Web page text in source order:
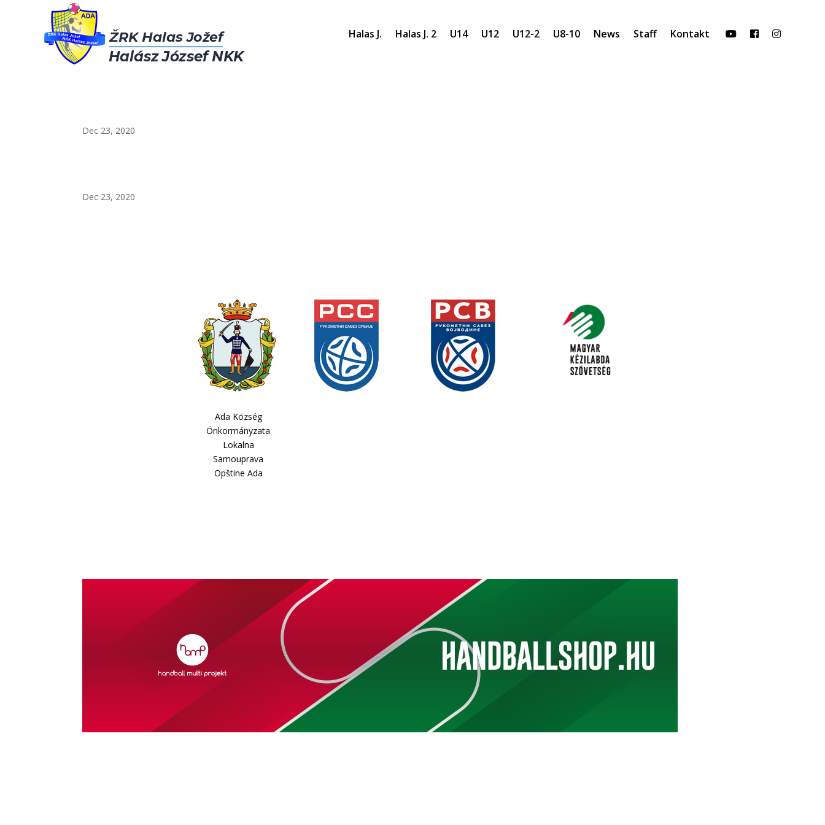
Halas J. Halas J. 2 U14 U12 U12-2 U8-10 News Staff Kontakt
Dec 23, 2020
Dec 23, 2020
Ada Község
Önkormányzata
Lokalna
Samouprava
Opštine Ada